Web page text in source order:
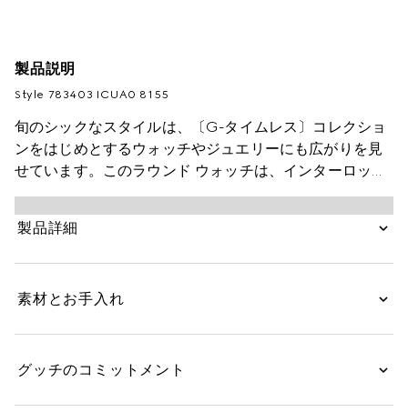
製品説明
Style ‎783403 ICUA0 8155
旬のシックなスタイルは、〔G-タイムレス〕コレクショ
ンをはじめとするウォッチやジュエリーにも広がりを見
せています。このラウンド ウォッチは、インターロッキ
ングGやGUCCI ロゴ、シグネチャーモチーフなどをさり
げなく表現した端正なダイアルが特徴です。スチールの
ブレスレットを配し、スモール セコンドをあしらってい
製品詳細
素材とお手入れ
グッチのコミットメント